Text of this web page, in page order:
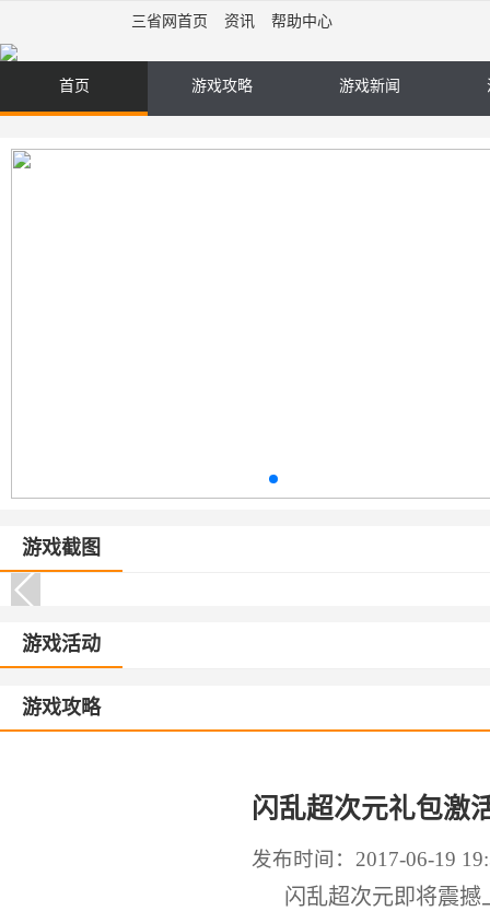
三省网首页 资讯 帮助中心
首页 游戏攻略 游戏新闻
游戏截图
游戏活动
游戏攻略
闪乱超次元礼包激
发布时间：2017-06-19
闪乱超次元即将震撼